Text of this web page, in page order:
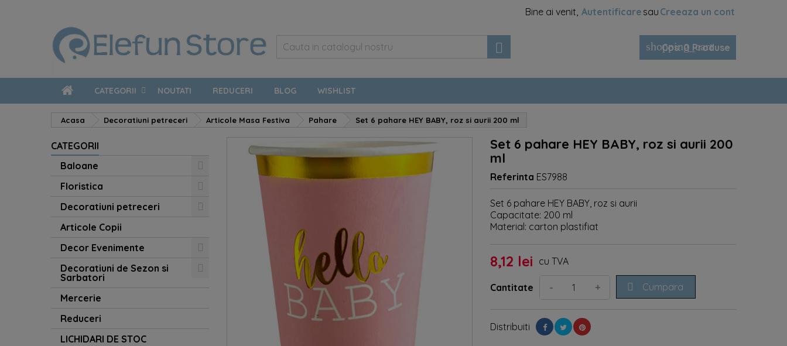
Bine ai venit, Autentificare sau Creeaza un cont
shopping_cart
Cos: 0 Produse

CATEGORII NOUTATI REDUCERI BLOG WISHLIST
Acasa Decoratiuni petreceri Articole Masa Festiva Pahare Set 6 pahare HEY BABY, roz si aurii 200 ml
CATEGORII
Baloane
Floristica
Decoratiuni petreceri
Articole Copii
Decor Evenimente
Decoratiuni de Sezon si
Sarbatori
Mercerie
Reduceri
LICHIDARI DE STOC
Set 6 pahare HEY BABY, roz si aurii 200
ml
Referinta ES7988
Set 6 pahare HEY BABY, roz si aurii
Capacitate: 200 ml
Material: carton plastifiat
8,12 lei cu TVA
Cantitate - +  Cumpara
Distribuiti